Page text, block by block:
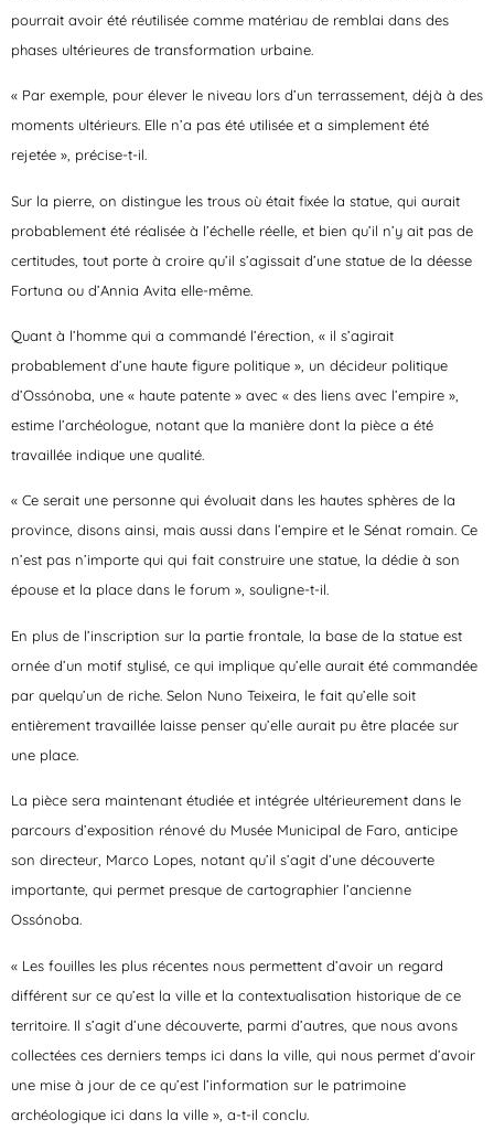
pourrait avoir été réutilisée comme matériau de remblai dans des
phases ultérieures de transformation urbaine.
« Par exemple, pour élever le niveau lors d’un terrassement, déjà à des
moments ultérieurs. Elle n’a pas été utilisée et a simplement été
rejetée », précise-t-il.
Sur la pierre, on distingue les trous où était fixée la statue, qui aurait
probablement été réalisée à l’échelle réelle, et bien qu’il n’y ait pas de
certitudes, tout porte à croire qu’il s’agissait d’une statue de la déesse
Fortuna ou d’Annia Avita elle-même.
Quant à l’homme qui a commandé l’érection, « il s’agirait
probablement d’une haute figure politique », un décideur politique
d’Ossónoba, une « haute patente » avec « des liens avec l’empire »,
estime l’archéologue, notant que la manière dont la pièce a été
travaillée indique une qualité.
« Ce serait une personne qui évoluait dans les hautes sphères de la
province, disons ainsi, mais aussi dans l’empire et le Sénat romain. Ce
n’est pas n’importe qui qui fait construire une statue, la dédie à son
épouse et la place dans le forum », souligne-t-il.
En plus de l’inscription sur la partie frontale, la base de la statue est
ornée d’un motif stylisé, ce qui implique qu’elle aurait été commandée
par quelqu’un de riche. Selon Nuno Teixeira, le fait qu’elle soit
entièrement travaillée laisse penser qu’elle aurait pu être placée sur
une place.
La pièce sera maintenant étudiée et intégrée ultérieurement dans le
parcours d’exposition rénové du Musée Municipal de Faro, anticipe
son directeur, Marco Lopes, notant qu’il s’agit d’une découverte
importante, qui permet presque de cartographier l’ancienne
Ossónoba.
« Les fouilles les plus récentes nous permettent d’avoir un regard
différent sur ce qu’est la ville et la contextualisation historique de ce
territoire. Il s’agit d’une découverte, parmi d’autres, que nous avons
collectées ces derniers temps ici dans la ville, qui nous permet d’avoir
une mise à jour de ce qu’est l’information sur le patrimoine
archéologique ici dans la ville », a-t-il conclu.